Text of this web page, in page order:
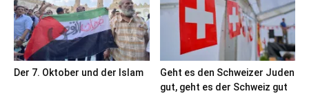
Der 7. Oktober und der Islam
Geht es den Schweizer Juden
gut, geht es der Schweiz gut